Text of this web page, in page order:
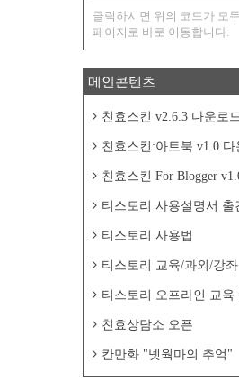
클릭하시면 위의 코드가 모
페이지로 바로 이동합니다.
메인콘텐츠
친효스킨 v2.6.3 다운로
친효스킨:아트북 v1.0 다
친효스킨 For Blogger
티스토리 사용설명서 출
티스토리 사용법
티스토리 교육/과외/강좌
티스토리 오프라인 교육
친효상담소 오픈
칸만화 "넷웍마의 추억"